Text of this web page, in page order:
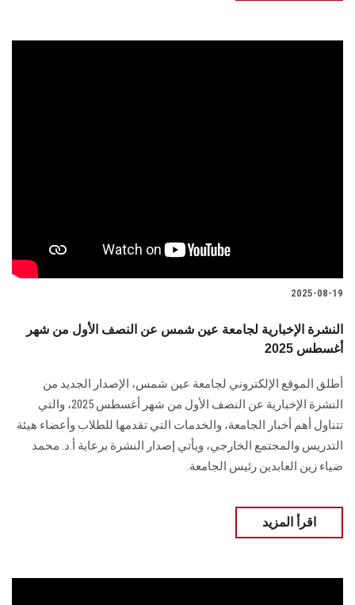
2025-08-19
النشرة الإخبارية لجامعة عين شمس عن النصف الأول من شهر
أغسطس 2025
أطلق الموقع الإلكتروني لجامعة عين شمس، الإصدار الجديد من
النشرة الإخبارية عن النصف الأول من شهر أغسطس 2025، والتي
تتناول أهم أخبار الجامعة، والخدمات التي تقدمها للطلاب وأعضاء هيئة
التدريس والمجتمع الخارجي، ويأتي إصدار النشرة برعاية أ.د. محمد
ضياء زين العابدين رئيس الجامعة.
اقرأ المزيد